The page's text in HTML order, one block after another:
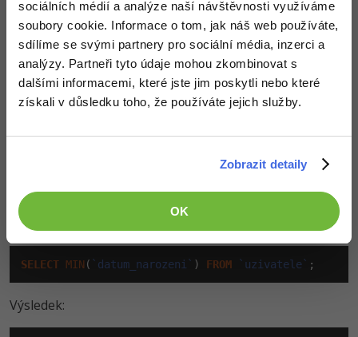
sociálních médií a analýze naší návštěvnosti využíváme
soubory cookie. Informace o tom, jak náš web používáte,
sdílíme se svými partnery pro sociální média, inzerci a
analýzy. Partneři tyto údaje mohou zkombinovat s
dalšími informacemi, které jste jim poskytli nebo které
získali v důsledku toho, že používáte jejich služby.
Zobrazit detaily
OK
SELECT SUM(`pocet_clanku` ) FROM `uzivatele` WHERE
Výsledek:
65
Funkce Min() vrátí minimum (nejmenší hodnotu).
Najděme nejnižší datum narození:
SELECT MIN( `datum_narozeni` ) FROM `uzivatele` ;
Výsledek: